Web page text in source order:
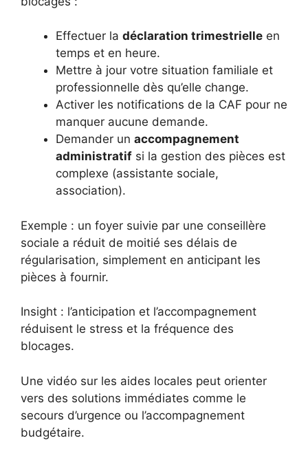
Effectuer la déclaration trimestrielle en
temps et en heure.
Mettre à jour votre situation familiale et
professionnelle dès qu’elle change.
Activer les notifications de la CAF pour ne
manquer aucune demande.
Demander un accompagnement
administratif si la gestion des pièces est
complexe (assistante sociale,
association).
Exemple : un foyer suivie par une conseillère
sociale a réduit de moitié ses délais de
régularisation, simplement en anticipant les
pièces à fournir.
Insight : l’anticipation et l’accompagnement
réduisent le stress et la fréquence des
blocages.
Une vidéo sur les aides locales peut orienter
vers des solutions immédiates comme le
secours d’urgence ou l’accompagnement
budgétaire.